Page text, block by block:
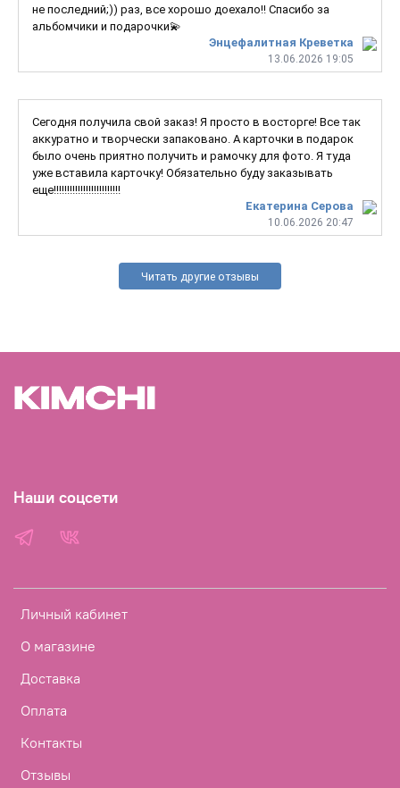
Энцефалитная Креветка
13.06.2026 19:05
не последний;)) раз, все хорошо доехало!! Спасибо за
альбомчики и подарочки💫
Екатерина Серова
10.06.2026 20:47
Сегодня получила свой заказ! Я просто в восторге! Все так
аккуратно и творчески запаковано. А карточки в подарок
было очень приятно получить и рамочку для фото. Я туда
уже вставила карточку! Обязательно буду заказывать
еще!!!!!!!!!!!!!!!!!!!!!!!!!
Читать другие отзывы
Личный кабинет
О магазине
Доставка
Оплата
Контакты
Отзывы
Наши соцсети